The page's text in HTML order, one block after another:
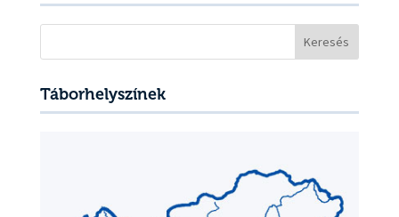
Táborhelyszínek